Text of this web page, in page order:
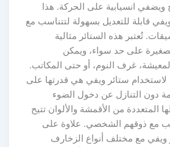
انسيابية على الحركة. هذا
قابلة للتعديل بسهولة لتتناسب مع
تُعتبر هذه الستائر مثالية
على حد سواء، ويمكن
غرف النوم، أو حتى المكاتب.
لاستخدام ستائر ويفي هي قدرتها على
دون التنازل عن دخول الضوء
المتعددة من الأقمشة والألوان تتيح
مع ذوقهم الشخصي. علاوة على
مع مختلف أنواع الزخارف